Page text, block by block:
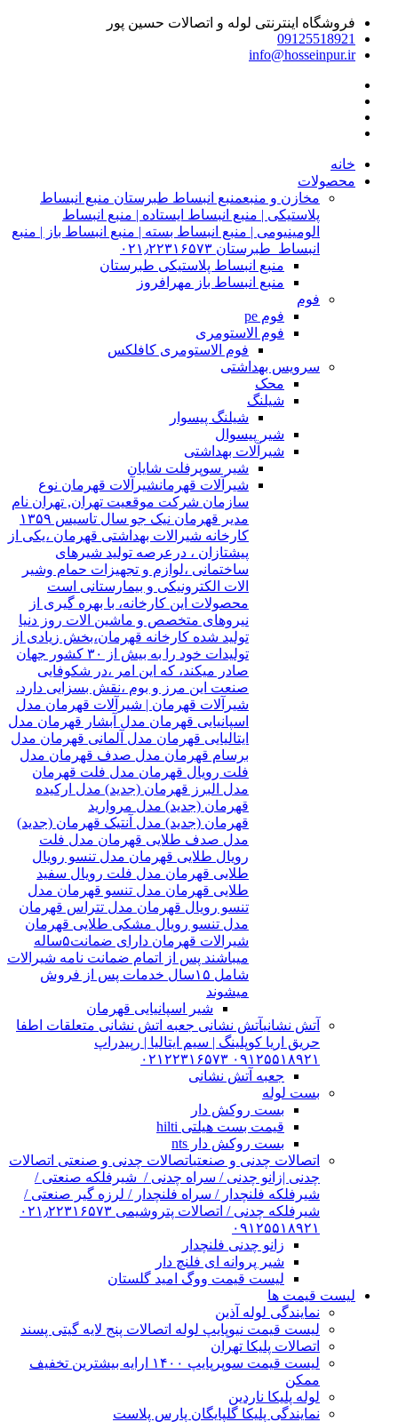
فروشگاه اینترنتی لوله و اتصالات حسین پور
09125518921
info@hosseinpur.ir
خانه
محصولات
مخازن و منبعمنبع انبساط طبرستان منبع انبساط
پلاستیکی | منبع انبساط ایستاده | منبع انبساط
الومینیومی | منبع انبساط بسته | منبع انبساط باز | منبع
انبساط طبرستان ۰۲۱٫۲۲۳۱۶۵۷۳
منبع انبساط پلاستیکی طبرستان
منبع انبساط باز مهرافروز
فوم
فوم pe
فوم الاستومری
فوم الاستومری کافلکس
سرویس بهداشتی
محک
شیلنگ
شیلنگ پیسوار
شیر پیسوال
شیرآلات بهداشتی
شیر سوپرفلت شایان
شیرآلات قهرمانشیرآلات قهرمان نوع
سازمان شرکت موقعیت تهران, تهران نام
مدیر قهرمان نیک جو سال تاسیس ۱۳۵۹
کارخانه شیرالات بهداشتی قهرمان ،یکی از
پیشتازان ، درعرصه تولید شیرهای
ساختمانی ،لوازم و تجهیزات حمام وشیر
الات الکترونیکی و بیمارستانی است
محصولات این کارخانه، با بهره گیری از
نیروهای متخصص و ماشین الات روز دنیا
تولید شده کارخانه قهرمان،بخش زیادی از
تولیدات خود را به بیش از ۳۰ کشور جهان
صادر میکند، که این امر ،در شکوفایی
صنعت این مرز و بوم ،نقش بسزایی دارد.
شیرآلات قهرمان | شیرآلات قهرمان مدل
اسپانیایی قهرمان مدل آبشار قهرمان مدل
ایتالیایی قهرمان مدل آلمانی قهرمان مدل
برسام قهرمان مدل صدف قهرمان مدل
فلت رویال قهرمان مدل فلت قهرمان
مدل البرز قهرمان (جدید) مدل ارکیده
قهرمان (جدید) مدل مروارید
قهرمان (جدید) مدل آنتیک قهرمان (جدید)
مدل صدف طلایی قهرمان مدل فلت
رویال طلایی قهرمان مدل تنسو رویال
طلایی قهرمان مدل فلت رویال سفید
طلایی قهرمان مدل تنسو قهرمان مدل
تنسو رویال قهرمان مدل تتراس قهرمان
مدل تنسو رویال مشکی طلایی قهرمان
شیرالات قهرمان دارای ضمانت۵ساله
میباشند پس از اتمام ضمانت نامه شیرالات
شامل ۱۵سال خدمات پس از فروش
میشوند
شیر اسپانیایی قهرمان
آتش نشانیآتش نشانی جعبه اتش نشانی متعلقات اطفا
حریق اریا کوپلینگ | سیم ایتالیا | رپیدراپ
۰۹۱۲۵۵۱۸۹۲۱ ۰۲۱۲۲۳۱۶۵۷۳
جعبه آتش نشانی
بست لوله
بست روکش دار
قیمت بست هیلتی hilti
بست روکش دار nts
اتصالات چدنی و صنعتیاتصالات چدنی و صنعتی اتصالات
چدنی |زانو چدنی / سراه چدنی / شیرفلکه صنعتی /
شیرفلکه فلنچدار / سراه فلنچدار / لرزه گیر صنعتی /
شیرفلکه چدنی / اتصالات پتروشیمی ۰۲۱٫۲۲۳۱۶۵۷۳
۰۹۱۲۵۵۱۸۹۲۱
زانو چدنی فلنچدار
شیر پروانه ای فلنچ دار
لیست قیمت ووگ امید گلستان
لیست قیمت ها
نمایندگی لوله آذین
لیست قیمت نیوپایپ لوله اتصالات پنج لایه گیتی پسند
اتصالات پلیکا تهران
لیست قیمت سوپرپایپ ۱۴۰۰ ارایه بیشترین تخفیف
ممکن
لوله پلیکا ناردین
نمایندگی پلیکا گلپایگان پارس پلاست